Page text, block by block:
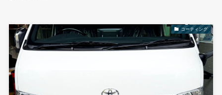
コーティング